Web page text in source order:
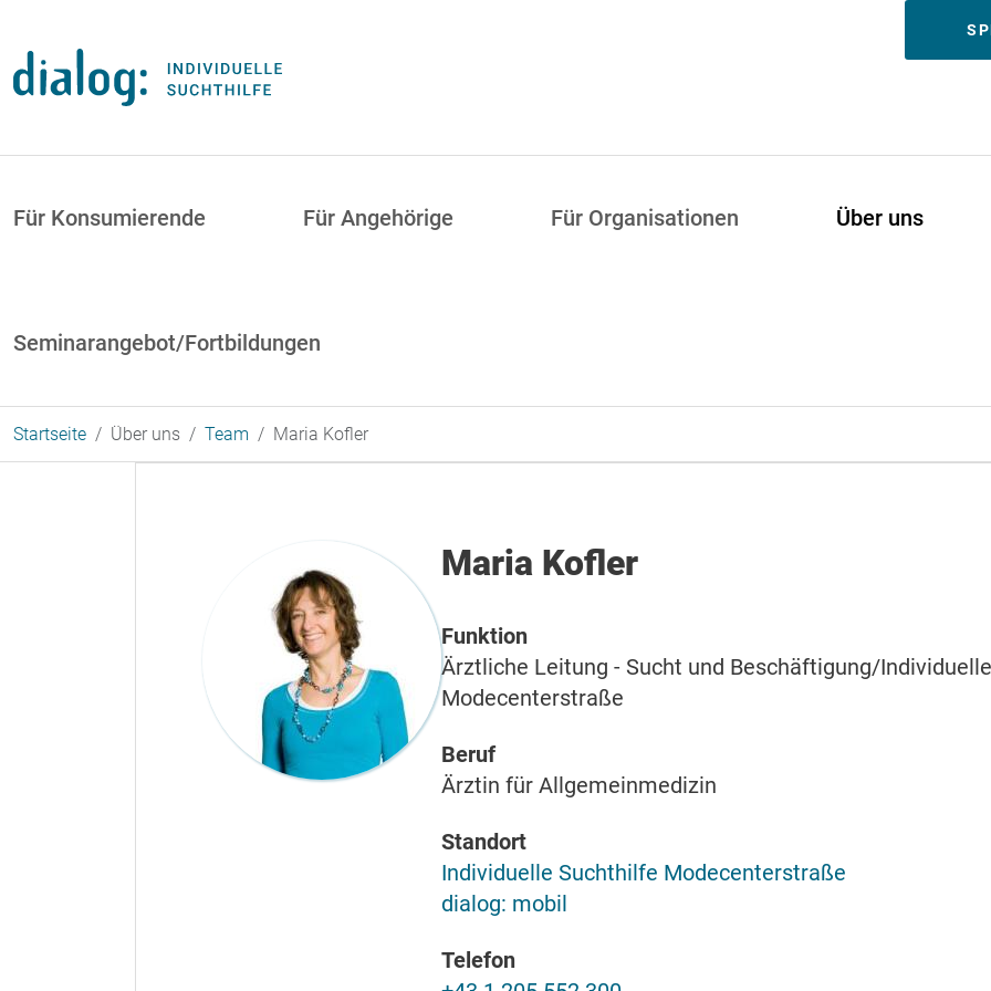
Für Konsumierende Für Angehörige Für Organisationen Über uns
Seminarangebot/Fortbildungen
Startseite Über uns Team Maria Kofler
Maria Kofler
Funktion
Ärztliche Leitung - Sucht und Beschäftigung/
Modecenterstraße
Beruf
Ärztin für Allgemeinmedizin
Standort
Individuelle Suchthilfe Modecenterstraße
dialog: mobil
Telefon